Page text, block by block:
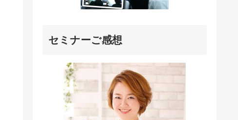
セミナーご感想